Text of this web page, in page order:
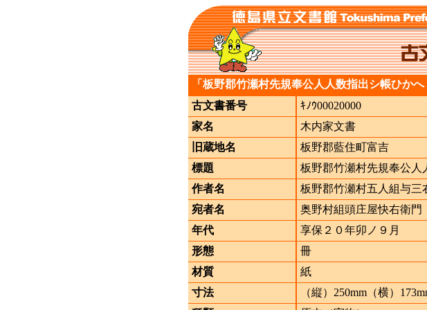
「板野郡竹瀬村先規奉公人人数指出シ帳ひか
古文書番号
ｷﾉｳ00020000
家名
木内家文書
旧蔵地名
板野郡藍住町富吉
標題
板野郡竹瀬村先規奉公
作者名
板野郡竹瀬村五人組与三
宛者名
奥野村組頭庄屋快右衛門
年代
享保２０年卯ノ９月
形態
冊
材質
紙
寸法
（縦）250mm（横）